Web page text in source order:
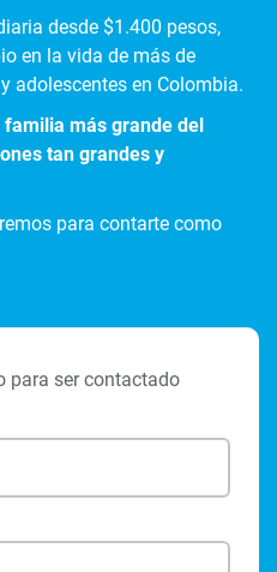
desde $1.400 pesos,
en la vida de más de
adolescentes en Colombia.
más grande del
tan grandes y
para contarte como
para ser contactado